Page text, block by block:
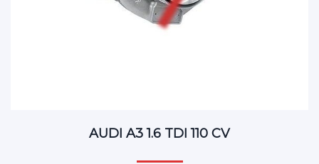
AUDI A3 1.6 TDI 110 CV